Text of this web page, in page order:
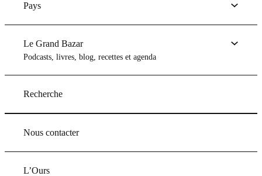
Pays
Le Grand Bazar
Podcasts, livres, blog, recettes et agenda
Recherche
Nous contacter
L’Ours